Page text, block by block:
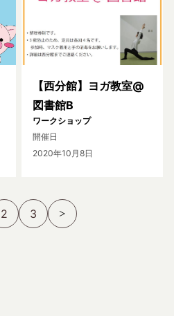
【西分館】ヨガ教室@
図書館B
ワークショップ
開催日
2020年10月8日
2 3